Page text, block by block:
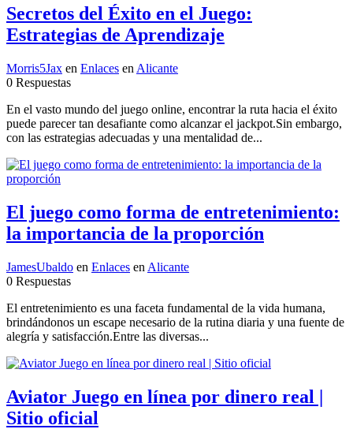
Secretos del Éxito en el Juego:
Estrategias de Aprendizaje
Morris5Jax en Enlaces en Alicante
0 Respuestas
En el vasto mundo del juego online, encontrar la ruta hacia el éxito
puede parecer tan desafiante como alcanzar el jackpot.Sin embargo,
con las estrategias adecuadas y una mentalidad de...
El juego como forma de entretenimiento:
la importancia de la proporción
JamesUbaldo en Enlaces en Alicante
0 Respuestas
El entretenimiento es una faceta fundamental de la vida humana,
brindándonos un escape necesario de la rutina diaria y una fuente de
alegría y satisfacción.Entre las diversas...
Aviator Juego en línea por dinero real |
Sitio oficial